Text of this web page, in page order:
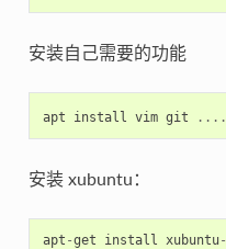
安装自己需要的功能
apt install vim git ....
安装 xubuntu：
apt -get install xubuntu-